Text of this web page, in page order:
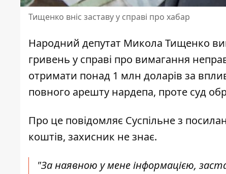
Тищенко вніс заставу у справі про хабар
Народний депутат Микола Тищенко
гривень у справі про вимагання
отримати понад 1 млн доларів за
повного арешту нардепа, проте суд
Про це повідомляє Суспільнез
коштів, захисник не знає.
"За наявною у мене інформацією,